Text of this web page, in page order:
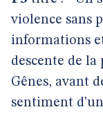
violence sans
informations
descente de
Gênes, avant
sentiment